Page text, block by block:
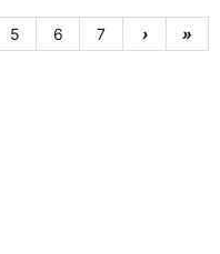
5 6 7 › »